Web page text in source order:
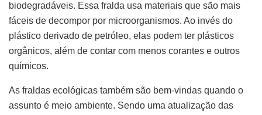
biodegradáveis. Essa fralda usa materiais que são mais
fáceis de decompor por microorganismos. Ao invés do
plástico derivado de petróleo, elas podem ter plásticos
orgânicos, além de contar com menos corantes e outros
químicos.
As fraldas ecológicas também são bem-vindas quando o
assunto é meio ambiente. Sendo uma atualização das